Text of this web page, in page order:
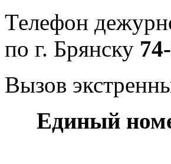
Телефон
по г. Брянску
Вызов
Единый